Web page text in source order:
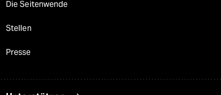
Die Seitenwende
Stellen
Presse